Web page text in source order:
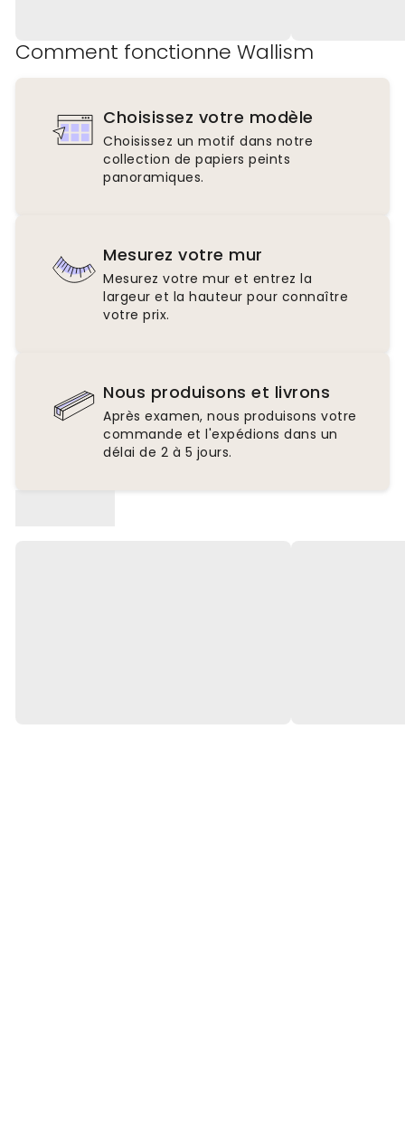
Comment fonctionne Wallism
Choisissez votre modèle
Choisissez un motif dans notre
collection de papiers peints
panoramiques.
Mesurez votre mur
Mesurez votre mur et entrez la
largeur et la hauteur pour connaître
votre prix.
Nous produisons et livrons
Après examen, nous produisons votre
commande et l'expédions dans un
délai de 2 à 5 jours.